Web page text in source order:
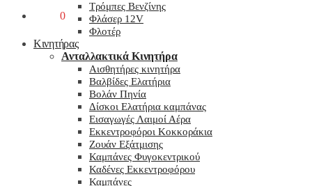
0
Τρόμπες Βενζίνης
Φλάσερ 12V
Φλοτέρ
Κινητήρας
Ανταλλακτικά Κινητήρα
Αισθητήρες κινητήρα
Βαλβίδες Ελατήρια
Βολάν Πηνία
Δίσκοι Ελατήρια καμπάνας
Εισαγωγές Λαιμοί Αέρα
Εκκεντροφόροι Κοκκοράκια
Ζουάν Εξάτμισης
Καμπάνες Φυγοκεντρικού
Καδένες Εκκεντροφόρου
Καμπάνες